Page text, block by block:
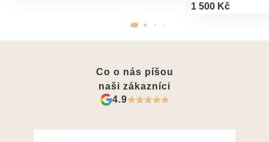
1 500 Kč
Co o nás píšou
naši zákazníci
4.9